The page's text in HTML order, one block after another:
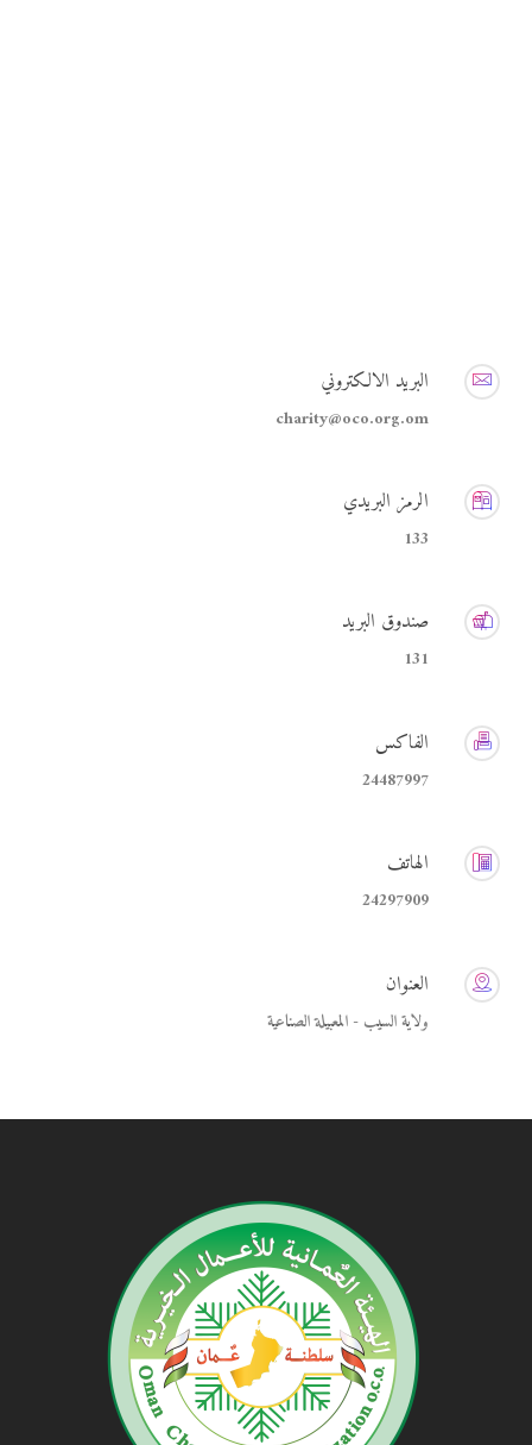
البريد الالكتروني
charity@oco.org.om
الرمز البريدي
133
صندوق البريد
131
الفاكس
24487997
الهاتف
24297909
العنوان
ولاية السيب - المعبيلة الصناعية